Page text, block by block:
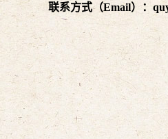
联系方式（Email） ：